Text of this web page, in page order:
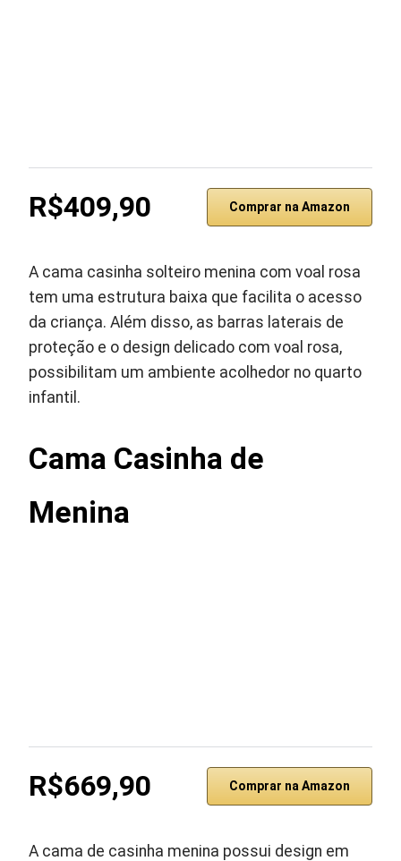
R$409,90 Comprar na Amazon
A cama casinha solteiro menina com voal rosa
tem uma estrutura baixa que facilita o acesso
da criança. Além disso, as barras laterais de
proteção e o design delicado com voal rosa,
possibilitam um ambiente acolhedor no quarto
infantil.
Cama Casinha de
Menina
R$669,90 Comprar na Amazon
A cama de casinha menina possui design em